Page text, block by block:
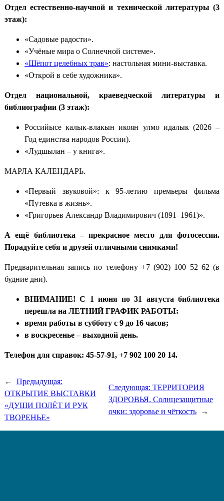
Отдел естественно-научной и технической литературы (3
этаж):
«Садовые радости».
«Учёные мира о Солнечной системе».
«Шёпот целебных трав»: настольная мини-выставка.
«Открой в себе художника».
Отдел национальной, краеведческой литературы и
библиографии (3 этаж):
Российысе калык-влакын икоян улмо идалык (2026 –
Год единства народов России).
«Лудшылан – у книга».
МАРЛА КАЛЕНДАРЬ.
«Первый звуковой»: к 95-летию премьеры фильма
«Путевка в жизнь».
«Григорьев Александр Владимирович (1891–1961)».
А ещё библиотека – прекрасное место для фотосессии.
Порадуйте себя и друзей отличными снимками!
Предварительная запись по телефону +7 (902) 100 52 62 (в
будние дни).
ВНИМАНИЕ! С 1 июня по 31 августа библиотека
перешла на ЛЕТНИЙ ГРАФИК РАБОТЫ:
время работы в субботу с 9 до 16 часов;
в воскресенье – выходной день.
Телефон для справок: 45-57-91, +7 902 100 20 14.
←
Предыдущая:
ОТКРЫТИЕ ВЫСТАВКИ
«ДУШИ ПОЛЁТ И РУК
ТВОРЕНЬЕ»
Следующая: ТЕРРИТОРИЯ
ЗДОРОВЬЯ. Солнцезащитные
очки: здоровье и чёткость
→